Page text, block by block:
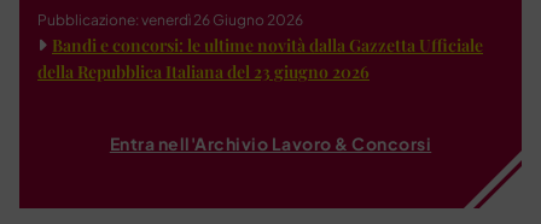
Pubblicazione: venerdì 26 Giugno 2026
Bandi e concorsi: le ultime novità dalla Gazzetta Ufficiale
della Repubblica Italiana del 23 giugno 2026
Entra nell'Archivio Lavoro & Concorsi